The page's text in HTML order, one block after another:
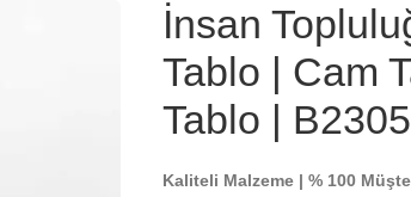
İnsan
Tablo | Cam
Tablo |
Kaliteli Malzeme | % 100